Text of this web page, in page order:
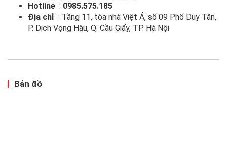
Hotline : 0985.575.185
Địa chỉ : Tầng 11, tòa nhà Việt Á, số 09 Phố Duy Tân,
P. Dịch Vọng Hậu, Q. Cầu Giấy, TP. Hà Nội
Bản đồ